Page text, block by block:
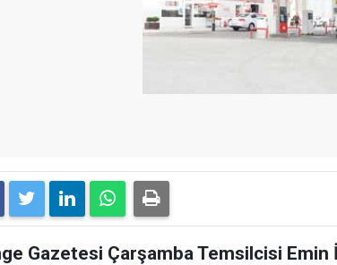
Gazetesi Çarşamba Temsilcisi Emin